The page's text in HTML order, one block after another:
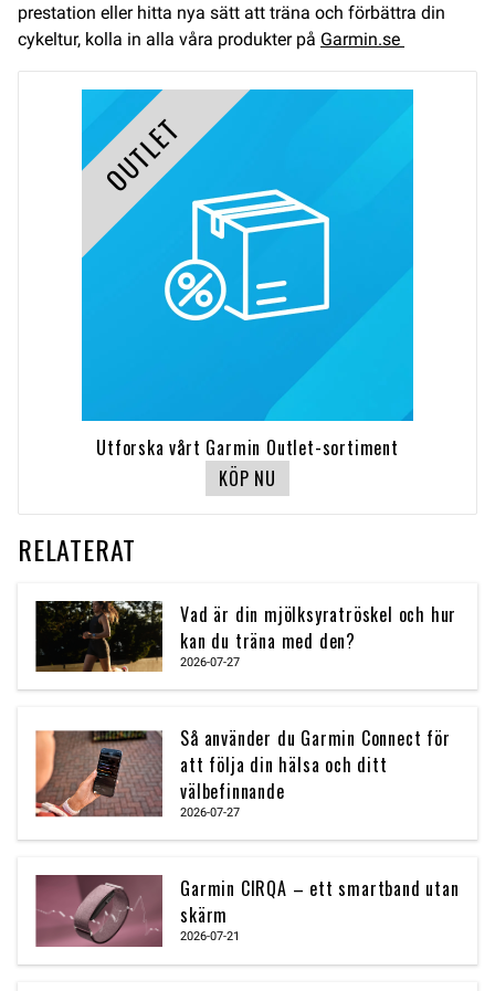
prestation eller hitta nya sätt att träna och förbättra din
cykeltur, kolla in alla våra produkter på Garmin.se
OUTLET
Utforska vårt Garmin Outlet-sortiment
KÖP NU
RELATERAT
Vad är din mjölksyratröskel och hur
kan du träna med den?
2026-07-27
Så använder du Garmin Connect för
att följa din hälsa och ditt
välbefinnande
2026-07-27
Garmin CIRQA – ett smartband utan
skärm
2026-07-21